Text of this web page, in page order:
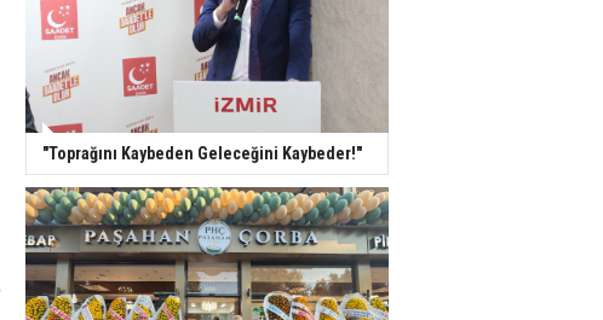
"Toprağını Kaybeden Geleceğini Kaybeder!"